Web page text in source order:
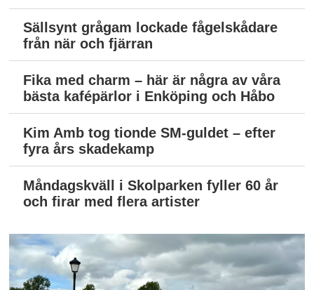
Sällsynt grågam lockade fågelskådare
från när och fjärran
Fika med charm – här är några av våra
bästa kafépärlor i Enköping och Håbo
Kim Amb tog tionde SM-guldet – efter
fyra års skadekamp
Måndagskväll i Skolparken fyller 60 år
och firar med flera artister